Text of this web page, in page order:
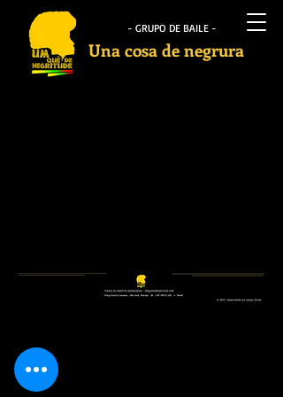
- GRUPO DE BAILE -
Una cosa de negrura